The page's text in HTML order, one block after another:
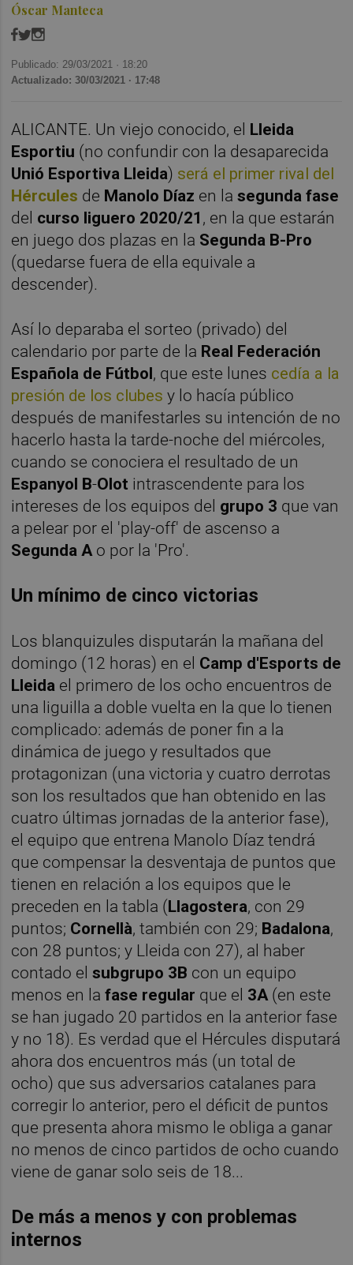
Óscar Manteca
Publicado: 29/03/2021 · 18:20
Actualizado: 30/03/2021 · 17:48
ALICANTE. Un viejo conocido, el Lleida
Esportiu (no confundir con la desaparecida
Unió Esportiva Lleida) será el primer rival del
Hércules de Manolo Díaz en lasegunda fase
del curso liguero 2020/21 , en la que estarán
en juego dos plazas en la Segunda B-Pro
(quedarse fuera de ella equivale a
descender).
Así lo deparaba el sorteo (privado) del
calendario por parte de la Real Federación
Española de Fútbol, que este lunes cedía a la
presión de los clubes y lo hacía público
después de manifestarles su intención de no
hacerlo hasta la tarde-noche del miércoles,
cuando se conociera el resultado de un
Espanyol B-Olot intrascendente para los
intereses de los equipos del grupo 3 que van
a pelear por el 'play-off' de ascenso a
Segunda A o por la 'Pro'.
Un mínimo de cinco victorias
Los blanquizules disputarán la mañana del
domingo (12 horas) en el Camp d'Esports de
Lleida el primero de los ocho encuentros de
una liguilla a doble vuelta en la que lo tienen
complicado: además de poner fin a la
dinámica de juego y resultados que
protagonizan (una victoria y cuatro derrotas
son los resultados que han obtenido en las
cuatro últimas jornadas de la anterior fase),
el equipo que entrena Manolo Díaz tendrá
que compensar la desventaja de puntos que
tienen en relación a los equipos que le
preceden en la tabla (Llagostera, con 29
puntos; Cornellà, también con 29; Badalona,
con 28 puntos; y Lleida con 27), al haber
contado elsubgrupo 3B con un equipo
menos en lafase regular que el 3A(en este
se han jugado 20 partidos en la anterior fase
y no 18). Es verdad que el Hércules disputará
ahora dos encuentros más (un total de
ocho) que sus adversarios catalanes para
corregir lo anterior, pero el déficit de puntos
que presenta ahora mismo le obliga a ganar
no menos de cinco partidos de ocho cuando
viene de ganar solo seis de 18...
De más a menos y con problemas
internos